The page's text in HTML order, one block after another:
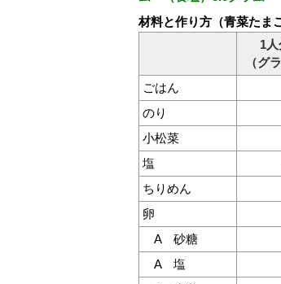
材料と作り方（青菜たまご
1
（グ
ごはん
のり
小松菜
塩
ちりめん
卵
A 砂糖
A 塩